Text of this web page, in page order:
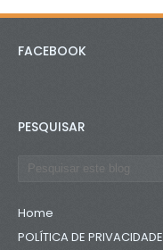
FACEBOOK
PESQUISAR
Home
POLÍTICA DE PRIVACIDADE